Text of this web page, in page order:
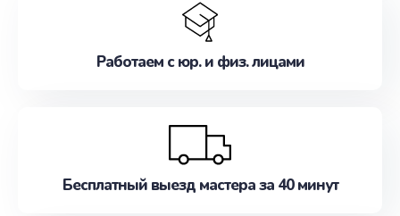
Работаем с юр. и физ. лицами
Бесплатный выезд мастера за 40 минут